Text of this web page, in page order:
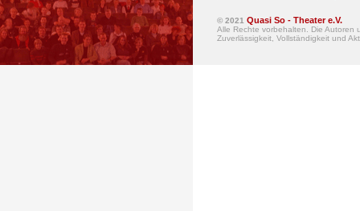
© 2021 Quasi So - Theater e.V.
Alle Rechte vorbehalten. Die Autoren
Zuverlässigkeit, Vollständigkeit und